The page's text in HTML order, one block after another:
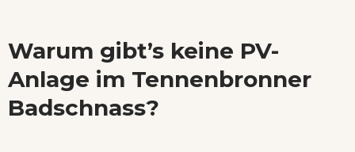
Warum gibt’s keine PV-
Anlage im Tennenbronner
Badschnass?